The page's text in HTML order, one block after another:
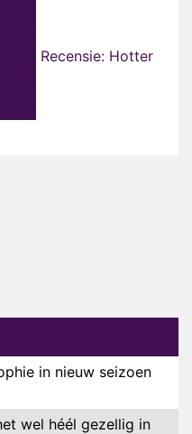
Recensie: Hotter
in nieuw seizoen
wel héél gezellig in